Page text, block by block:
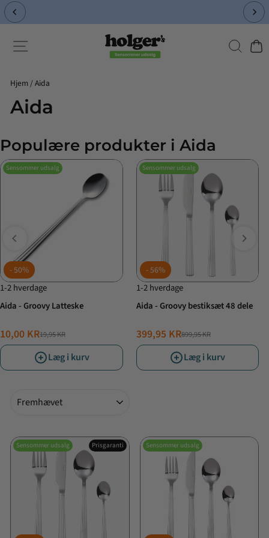
Spring
til
Pause
slideshow
Side-navigation
Søg
Hjem/Aida
Aida
Populære produkter i Aida
Sensommer udsalg
50%
1-2 hverdage
Aida - Groovy Latteske
NORMALPRIS
19,95 KR
TILBUDSPRIS
10,00 KR
Læg i kurv
Sensommer udsalg
56%
1-2 hverdage
Aida - Groovy bestiksæt 48 dele
NORMALPRIS899,95 KR
TILBUDSPRIS
399,95 KR
Læg i kurv
Sensommer udsalg Prisgaranti Sensommer udsalg